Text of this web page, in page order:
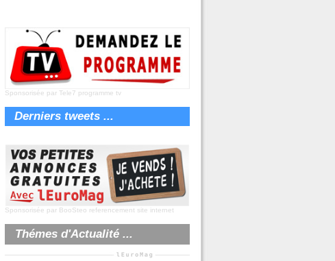
Sponsorisée par Tele7 programme tv
Derniers tweets ...
Sponsorisée par BooSteo referencement site internet
Thémes d'Actualité ...